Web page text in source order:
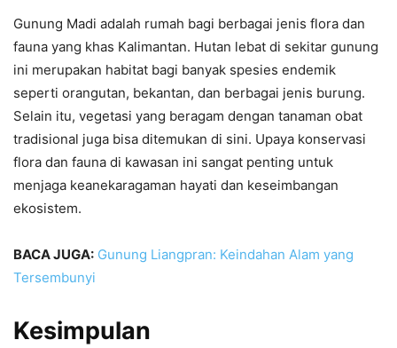
Gunung Madi adalah rumah bagi berbagai jenis flora dan
fauna yang khas Kalimantan. Hutan lebat di sekitar gunung
ini merupakan habitat bagi banyak spesies endemik
seperti orangutan, bekantan, dan berbagai jenis burung.
Selain itu, vegetasi yang beragam dengan tanaman obat
tradisional juga bisa ditemukan di sini. Upaya konservasi
flora dan fauna di kawasan ini sangat penting untuk
menjaga keanekaragaman hayati dan keseimbangan
ekosistem.
BACA JUGA: Gunung Liangpran: Keindahan Alam yang
Tersembunyi
Kesimpulan